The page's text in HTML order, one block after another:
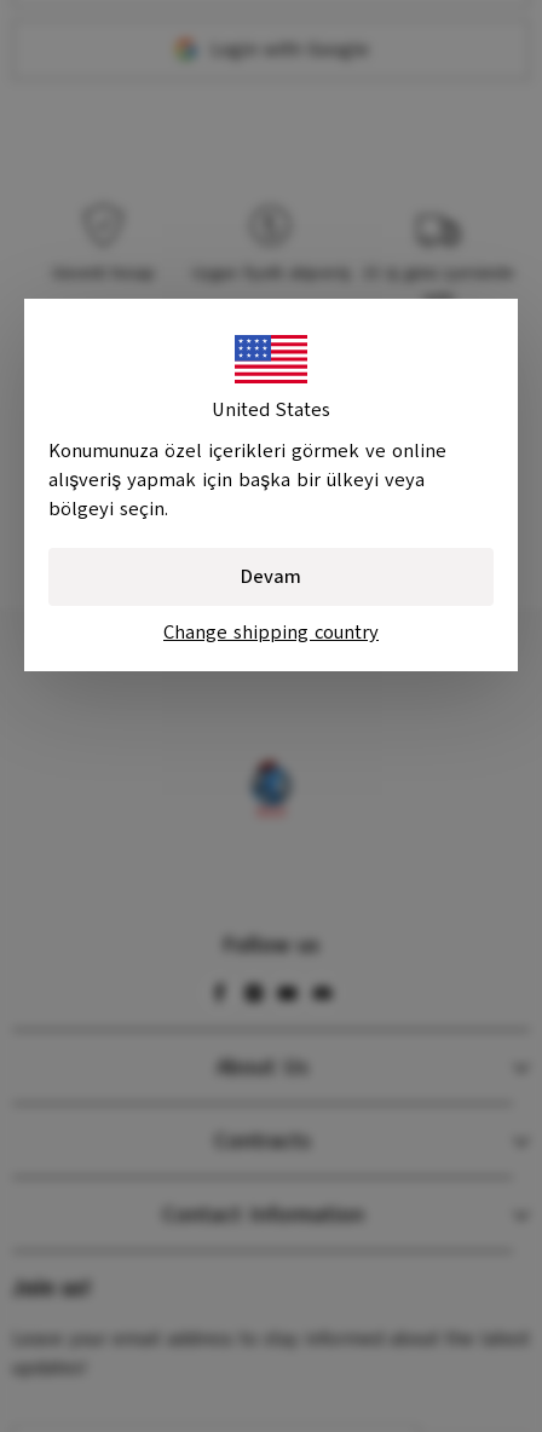
Login with Google
Güvenli hesap Uygun fiyatlı alışveriş
15 iş günü içerisinde
iade
Follow us
About Us
Contracts
Contact Information
Join us!
Leave your email address to stay informed about the latest
updates!
United States
Konumunuza özel içerikleri görmek ve online
alışveriş yapmak için başka bir ülkeyi veya
bölgeyi seçin.
Devam
Change shipping country